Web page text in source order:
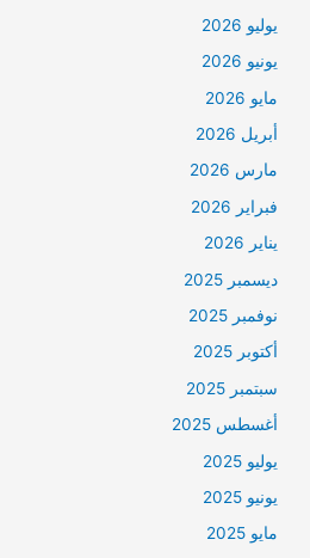
يوليو 2026
يونيو 2026
مايو 2026
أبريل 2026
مارس 2026
فبراير 2026
يناير 2026
ديسمبر 2025
نوفمبر 2025
أكتوبر 2025
سبتمبر 2025
أغسطس 2025
يوليو 2025
يونيو 2025
مايو 2025